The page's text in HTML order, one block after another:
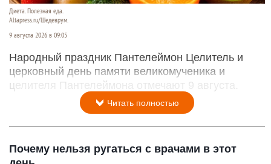
Диета. Полезная еда.
Altapress.ru/Шедеврум.
9 августа 2026 в 09:05
Народный праздник Пантелеймон Целитель и
церковный день памяти великомученика и
целителя Пантелеймона отмечают 9 августа.
Читать полностью
Почему нельзя ругаться с врачами в этот